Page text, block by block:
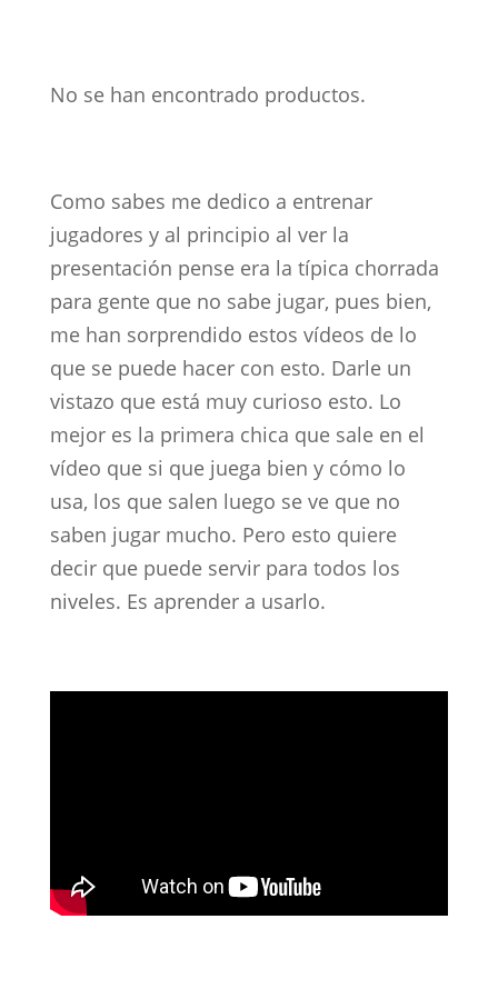
No se han encontrado productos.
Como sabes me dedico a entrenar
jugadores y al principio al ver la
presentación pense era la típica chorrada
para gente que no sabe jugar, pues bien,
me han sorprendido estos vídeos de lo
que se puede hacer con esto. Darle un
vistazo que está muy curioso esto. Lo
mejor es la primera chica que sale en el
vídeo que si que juega bien y cómo lo
usa, los que salen luego se ve que no
saben jugar mucho. Pero esto quiere
decir que puede servir para todos los
niveles. Es aprender a usarlo.